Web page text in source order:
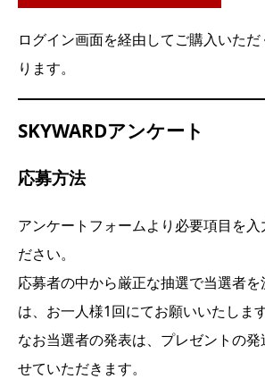
ログイン画面を経由してご購入いただ
ります。
SKYWARDアンケート
応募方法
アンケートフォームより必要項目を入
ださい。
応募者の中から厳正な抽選で当選者
は、お一人様1回にてお願いいたします
なお当選者の発表は、プレゼントの発
せていただきます。